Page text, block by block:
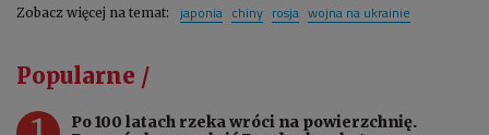
Zobacz więcej na temat: japonia chiny rosja wojna na ukrainie
Popularne /
Po 100 latach rzeka wróci na powierzchnię.